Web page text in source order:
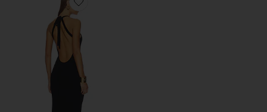
Favorite VESTIDO MANJARI